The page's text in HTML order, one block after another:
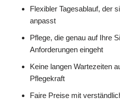
Flexibler Tagesablauf, der
anpasst
Pflege, die genau auf Ihre
Anforderungen eingeht
Keine langen Wartezeiten
Pflegekraft
Faire Preise mit